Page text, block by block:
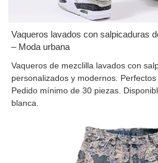
Vaqueros lavados con salpicaduras
– Moda urbana
Vaqueros de mezclilla lavados con
personalizados y modernos.
Pedido mínimo de 30 piezas.
blanca.